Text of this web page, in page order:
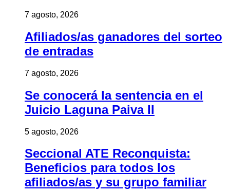
7 agosto, 2026
Afiliados/as ganadores del sorteo
de entradas
7 agosto, 2026
Se conocerá la sentencia en el
Juicio Laguna Paiva II
5 agosto, 2026
Seccional ATE Reconquista:
Beneficios para todos los
afiliados/as y su grupo familiar